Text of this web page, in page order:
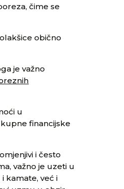
čime se
obično
je važno
u
financijske
i često
važno je uzeti u
kamate, već i